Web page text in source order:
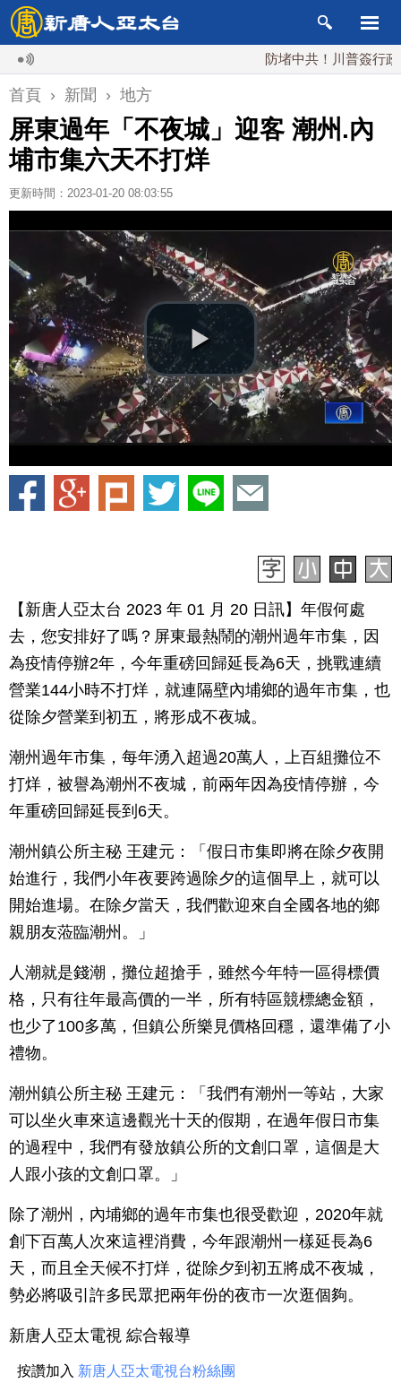
防堵中共！川普簽行政令
首頁 › 新聞 › 地方
屏東過年「不夜城」迎客 潮州.內
埔市集六天不打烊
更新時間：2023-01-20 08:03:55
【新唐人亞太台 2023 年 01 月 20 日訊】年假何處
去，您安排好了嗎？屏東最熱鬧的潮州過年市集，因
為疫情停辦2年，今年重磅回歸延長為6天，挑戰連續
營業144小時不打烊，就連隔壁內埔鄉的過年市集，也
從除夕營業到初五，將形成不夜城。
潮州過年市集，每年湧入超過20萬人，上百組攤位不
打烊，被譽為潮州不夜城，前兩年因為疫情停辦，今
年重磅回歸延長到6天。
潮州鎮公所主秘 王建元：「假日市集即將在除夕夜開
始進行，我們小年夜要跨過除夕的這個早上，就可以
開始進場。在除夕當天，我們歡迎來自全國各地的鄉
親朋友蒞臨潮州。」
人潮就是錢潮，攤位超搶手，雖然今年特一區得標價
格，只有往年最高價的一半，所有特區競標總金額，
也少了100多萬，但鎮公所樂見價格回穩，還準備了小
禮物。
潮州鎮公所主秘 王建元：「我們有潮州一等站，大家
可以坐火車來這邊觀光十天的假期，在過年假日市集
的過程中，我們有發放鎮公所的文創口罩，這個是大
人跟小孩的文創口罩。」
除了潮州，內埔鄉的過年市集也很受歡迎，2020年就
創下百萬人次來這裡消費，今年跟潮州一樣延長為6
天，而且全天候不打烊，從除夕到初五將成不夜城，
勢必將吸引許多民眾把兩年份的夜市一次逛個夠。
新唐人亞太電視 綜合報導
按讚加入 新唐人亞太電視台粉絲團